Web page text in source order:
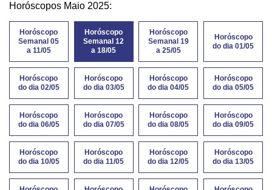
Horóscopos Maio 2025:
Horóscopo
Semanal 05
a 11/05
Horóscopo
Semanal 12
a 18/05
Horóscopo
Semanal 19
a 25/05
Horóscopo
do dia 01/05
Horóscopo
do dia 02/05
Horóscopo
do dia 03/05
Horóscopo
do dia 04/05
Horóscopo
do dia 05/05
Horóscopo
do dia 06/05
Horóscopo
do dia 07/05
Horóscopo
do dia 08/05
Horóscopo
do dia 09/05
Horóscopo
do dia 10/05
Horóscopo
do dia 11/05
Horóscopo
do dia 12/05
Horóscopo
do dia 13/05